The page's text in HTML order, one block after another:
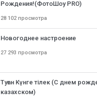
Рождения!(ФотоШоу PRO)
28 102 просмотра
Новогоднее настроение
27 293 просмотра
Туған Күнге тілек (С днем
казахском)